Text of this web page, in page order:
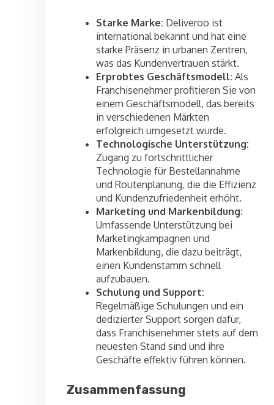
Starke Marke: Deliveroo ist
international bekannt und hat eine
starke Präsenz in urbanen Zentren,
was das Kundenvertrauen stärkt.
Erprobtes Geschäftsmodell: Als
Franchisenehmer profitieren Sie von
einem Geschäftsmodell, das bereits
in verschiedenen Märkten
erfolgreich umgesetzt wurde.
Technologische Unterstützung:
Zugang zu fortschrittlicher
Technologie für Bestellannahme
und Routenplanung, die die Effizienz
und Kundenzufriedenheit erhöht.
Marketing und Markenbildung:
Umfassende Unterstützung bei
Marketingkampagnen und
Markenbildung, die dazu beiträgt,
einen Kundenstamm schnell
aufzubauen.
Schulung und Support:
Regelmäßige Schulungen und ein
dedizierter Support sorgen dafür,
dass Franchisenehmer stets auf dem
neuesten Stand sind und ihre
Geschäfte effektiv führen können.
Zusammenfassung